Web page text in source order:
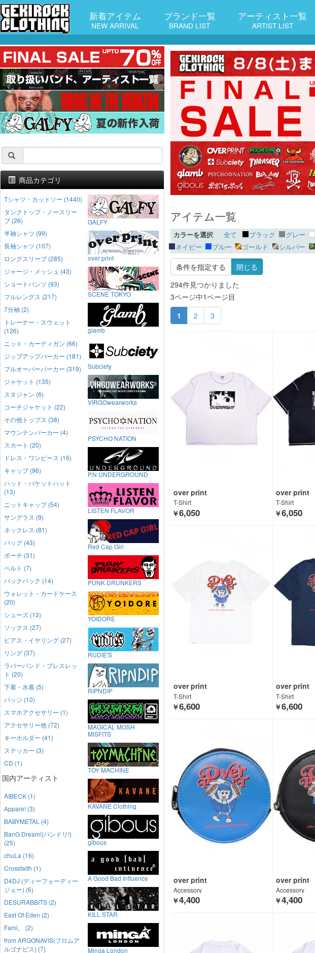
新着アイテム
NEW ARRIVAL
ブランド一覧
BRAND LIST
アーティスト一覧
ARTIST LIST
アイテム一覧
カラーを選択 全て ブラック グレー
ネイビー
ブルー ゴールド シルバー
条件を指定する
閉じる
294件見つかりました
3ページ中1ページ目
1
2 3
over print
T-Shirt
￥6,050
over print
T-Shirt
￥6,050
over print
T-Shirt
￥6,600
over print
T-Shirt
￥6,600
over print
Accessory
￥4,400
over print
Accessory
￥4,400
商品カテゴリ
Tシャツ・カットソー (1440)
タンクトップ・ノースリー
ブ (26)
半袖シャツ (99)
長袖シャツ (107)
ロングスリーブ (285)
ジャージ・メッシュ (43)
ショートパンツ (93)
フルレングス (217)
7分袖 (2)
トレーナー・スウェット
(126)
ニット・カーディガン (66)
ジップアップパーカー (181)
プルオーバーパーカー (319)
ジャケット (135)
スタジャン (6)
コーチジャケット (22)
その他トップス (38)
マウンテンパーカー (4)
スカート (20)
ドレス・ワンピース (16)
キャップ (96)
ハット・バケットハット
(13)
ニットキャップ (54)
サングラス (9)
ネックレス (81)
バッグ (43)
ポーチ (31)
ベルト (7)
バックパック (14)
ウォレット・カードケース
(20)
シューズ (13)
ソックス (27)
ピアス・イヤリング (27)
リング (37)
ラバーバンド・ブレスレッ
ト (20)
下着・水着 (5)
バッジ (10)
スマホアクセサリー (1)
アクセサリー他 (72)
キーホルダー (41)
ステッカー (3)
CD (1)
国内アーティスト
AIBECK (1)
Appare! (3)
BABYMETAL (4)
BanG Dream!(バンドリ!)
(25)
chuLa (16)
Crossfaith (1)
D4DJ (ディーフォーディー
ジェー) (6)
DESURABBITS (2)
East Of Eden (2)
Fami。 (2)
from ARGONAVIS(フロムア
ルゴナビス) (7)
GALFY
over print
SCENE TOKYO
glamb
Subciety
VIRGOwearworks
PSYCHO NATION
P.N UNDERGROUND
LISTEN FLAVOR
Red Cap Girl
PUNK DRUNKERS
YOIDORE
RUDIE'S
RIPNDIP
MAGICAL MOSH
MISFITS
TOY MACHINE
KAVANE Clothing
gibous
A Good Bad Influence
KILL STAR
Minga London